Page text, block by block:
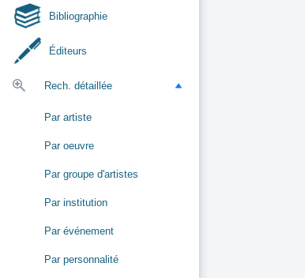
Bibliographie
Éditeurs
Rech. détaillée
Par artiste
Par oeuvre
Par groupe d'artistes
Par institution
Par événement
Par personnalité